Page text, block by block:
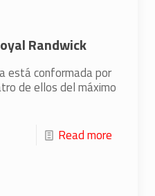
Randwick
está conformada por
de ellos del máximo
Read more